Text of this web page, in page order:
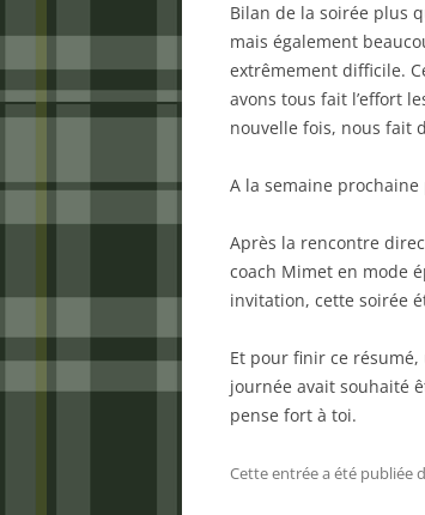
Bilan de la soirée plus
mais également
extrêmement difficile.
avons tous fait l’effort
nouvelle fois, nous fait
A la semaine prochaine
Après la rencontre
coach Mimet en mode
invitation, cette soirée
Et pour finir ce
journée avait souhaité
pense fort à toi.
Cette entrée a été publiée